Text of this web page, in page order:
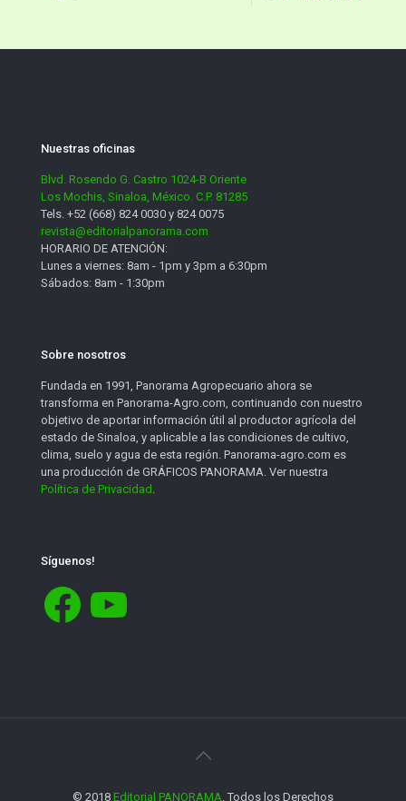
Nuestras oficinas
Blvd. Rosendo G. Castro 1024-B Oriente
Los Mochis, Sinaloa, México. C.P. 81285
Tels. +52 (668) 824 0030 y 824 0075
revista@editorialpanorama.com
HORARIO DE ATENCIÓN:
Lunes a viernes: 8am - 1pm y 3pm a 6:30pm
Sábados: 8am - 1:30pm
Sobre nosotros
Fundada en 1991, Panorama Agropecuario ahora se
transforma en Panorama-Agro.com, continuando con nuestro
objetivo de aportar información útil al productor agrícola del
estado de Sinaloa, y aplicable a las condiciones de cultivo,
clima, suelo y agua de esta región. Panorama-agro.com es
una producción de GRÁFICOS PANORAMA. Ver nuestra
Política de Privacidad
Síguenos!
Facebook
© 2018 Editorial PANORAMA . Todos los Derechos